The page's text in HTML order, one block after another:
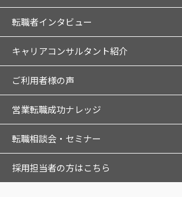
転職者インタビュー
キャリアコンサルタント紹介
ご利用者様の声
営業転職成功ナレッジ
転職相談会・セミナー
採用担当者の方はこちら